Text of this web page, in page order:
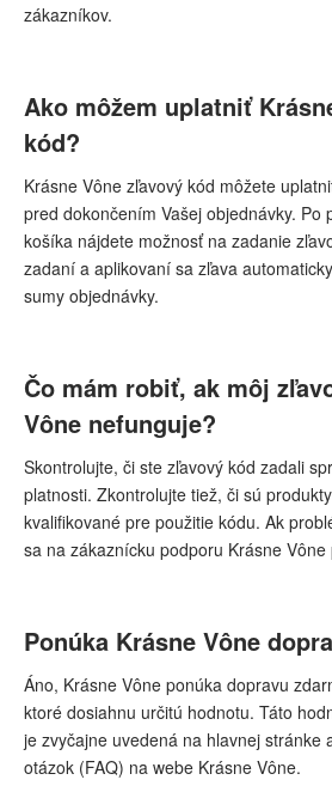
zákazníkov.
Ako môžem uplatniť
kód?
Krásne Vône zľavový kód môžete
pred dokončením Vašej objednávky. Po
košíka nájdete možnosť na zadanie
zadaní a aplikovaní sa zľava
sumy objednávky.
Čo mám robiť, ak môj
Vône nefunguje?
Skontrolujte, či ste zľavový kód zadali
platnosti. Zkontrolujte tiež, či sú
kvalifikované pre použitie kódu. Ak
sa na zákaznícku podporu Krásne
Ponúka Krásne Vône
Áno, Krásne Vône ponúka dopravu
ktoré dosiahnu určitú hodnotu. Táto
je zvyčajne uvedená na hlavnej stránke
otázok (FAQ) na webe Krásne Vône.